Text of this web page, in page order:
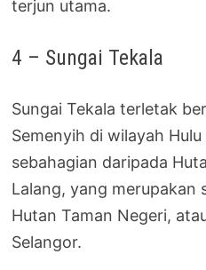
terjun utama.
4 – Sungai Tekala
Sungai Tekala terletak
Semenyih di wilayah
sebahagian daripada
Lalang, yang merupakan
Hutan Taman Negeri,
Selangor.